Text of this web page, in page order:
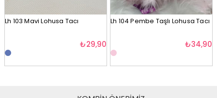
Lh 103 Mavi Lohusa Tacı
₺29,90
Lh 104 Pembe Taşlı Lohusa Tacı
₺34,90